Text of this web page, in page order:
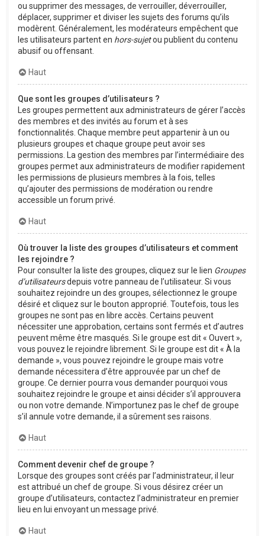
ou supprimer des messages, de verrouiller, déverrouiller,
déplacer, supprimer et diviser les sujets des forums qu’ils
modèrent. Généralement, les modérateurs empêchent que
les utilisateurs partent en hors-sujetou publient du contenu
abusif ou offensant.
Haut
Que sont les groupes d’utilisateurs ?
Les groupes permettent aux administrateurs de gérer l’accès
des membres et des invités au forum et à ses
fonctionnalités. Chaque membre peut appartenir à un ou
plusieurs groupes et chaque groupe peut avoir ses
permissions. La gestion des membres par l’intermédiaire des
groupes permet aux administrateurs de modifier rapidement
les permissions de plusieurs membres à la fois, telles
qu’ajouter des permissions de modération ou rendre
accessible un forum privé.
Haut
Où trouver la liste des groupes d’utilisateurs et comment
les rejoindre ?
Pour consulter la liste des groupes, cliquez sur le lien Groupes
d’utilisateursdepuis votre panneau de l’utilisateur. Si vous
souhaitez rejoindre un des groupes, sélectionnez le groupe
désiré et cliquez sur le bouton approprié. Toutefois, tous les
groupes ne sont pas en libre accès. Certains peuvent
nécessiter une approbation, certains sont fermés et d’autres
peuvent même être masqués. Si le groupe est dit « Ouvert »,
vous pouvez le rejoindre librement. Si le groupe est dit « À la
demande », vous pouvez rejoindre le groupe mais votre
demande nécessitera d’être approuvée par un chef de
groupe. Ce dernier pourra vous demander pourquoi vous
souhaitez rejoindre le groupe et ainsi décider s’il approuvera
ou non votre demande. N’importunez pas le chef de groupe
s’il annule votre demande, il a sûrement ses raisons.
Haut
Comment devenir chef de groupe ?
Lorsque des groupes sont créés par l’administrateur, il leur
est attribué un chef de groupe. Si vous désirez créer un
groupe d’utilisateurs, contactez l’administrateur en premier
lieu en lui envoyant un message privé.
Haut